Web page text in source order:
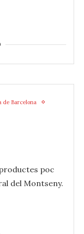
de Barcelona
poc
del Montseny.